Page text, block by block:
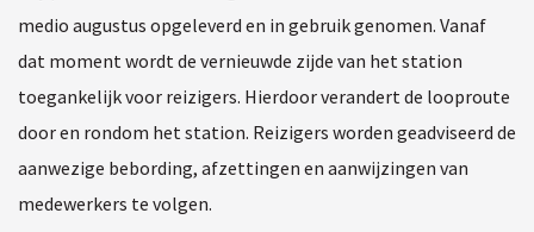
medio augustus opgeleverd en in gebruik genomen. Vanaf
dat moment wordt de vernieuwde zijde van het station
toegankelijk voor reizigers. Hierdoor verandert de looproute
door en rondom het station. Reizigers worden geadviseerd de
aanwezige bebording, afzettingen en aanwijzingen van
medewerkers te volgen.